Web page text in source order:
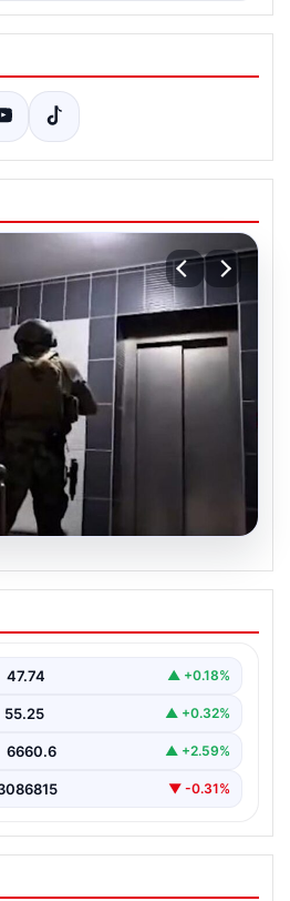
Mektubunda Ortaya
Tefecilik
belirterek yaşamına
47.74 ▲ +0.18%
55.25 ▲ +0.32%
6660.6 ▲ +2.59%
▼ -0.31%